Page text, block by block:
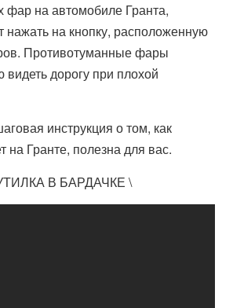
фар на автомобиле Гранта,
нажать на кнопку, расположенную
Противотуманные фары
видеть дорогу при плохой
инструкция о том, как
на Гранте, полезна для вас.
В БАРДАЧКЕ \